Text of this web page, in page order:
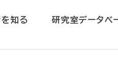
知る 研究室データベ